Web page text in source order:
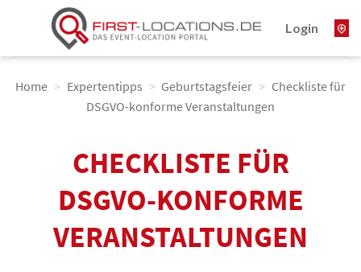
Login
Home > Expertentipps > Geburtstagsfeier > Checkliste für
DSGVO-konforme Veranstaltungen
CHECKLISTE FÜR
DSGVO-KONFORME
VERANSTALTUNGEN